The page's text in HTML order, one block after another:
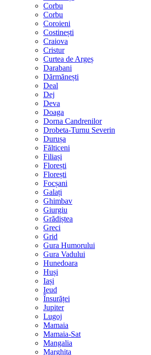
Corbu
Corbu
Coroieni
Costinești
Craiova
Cristur
Curtea de Argeș
Darabani
Dărmănești
Deal
Dej
Deva
Doaga
Dorna Candrenilor
Drobeta-Turnu Severin
Durușa
Fălticeni
Filiași
Florești
Florești
Focșani
Galați
Ghimbav
Giurgiu
Grădiștea
Greci
Grid
Gura Humorului
Gura Vadului
Hunedoara
Huși
Iași
Ieud
Însurăței
Jupiter
Lugoj
Mamaia
Mamaia-Sat
Mangalia
Marghita